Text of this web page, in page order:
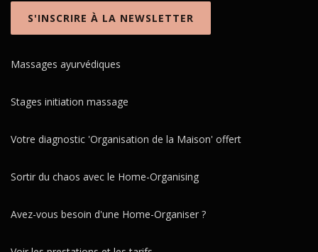
S'INSCRIRE À LA NEWSLETTER
Massages ayurvédiques
Stages initiation massage
Votre diagnostic 'Organisation de la Maison' offert
Sortir du chaos avec le Home-Organising
Avez-vous besoin d'une Home-Organiser ?